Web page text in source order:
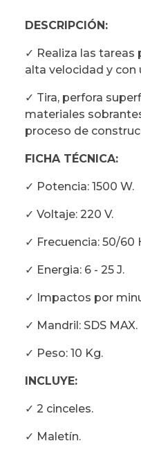
DESCRIPCIÓN:
✓ Realiza las tareas
alta velocidad y con
✓ Tira, perfora
materiales
proceso de
FICHA TÉCNICA:
✓ Potencia: 1500 W.
✓ Voltaje: 220 V.
✓ Frecuencia: 50/60
✓ Energia: 6 - 25 J.
✓ Impactos por
✓ Mandril: SDS MAX.
✓ Peso: 10 Kg.
INCLUYE:
✓ 2 cinceles.
✓ Maletín.